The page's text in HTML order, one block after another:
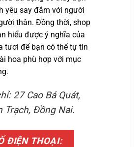
yêu say đắm với người
thân. Đồng thời, shop
hiểu được ý nghĩa của
tươi để bạn có thể tự tin
hoa phù hợp với mục
27 Cao Bá Quát,
Trạch, Đồng Nai.
ĐIỆN THOẠI: